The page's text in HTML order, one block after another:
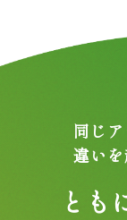
同じ
違い
とも